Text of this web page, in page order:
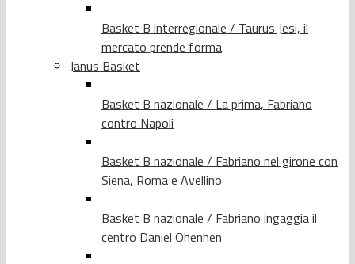
Basket B interregionale / Taurus Jesi, il
mercato prende forma
Janus Basket
Basket B nazionale / La prima, Fabriano
contro Napoli
Basket B nazionale / Fabriano nel girone con
Siena, Roma e Avellino
Basket B nazionale / Fabriano ingaggia il
centro Daniel Ohenhen